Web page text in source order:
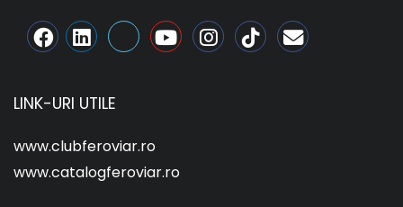
LINK-URI UTILE
www.clubferoviar.ro
www.catalogferoviar.ro